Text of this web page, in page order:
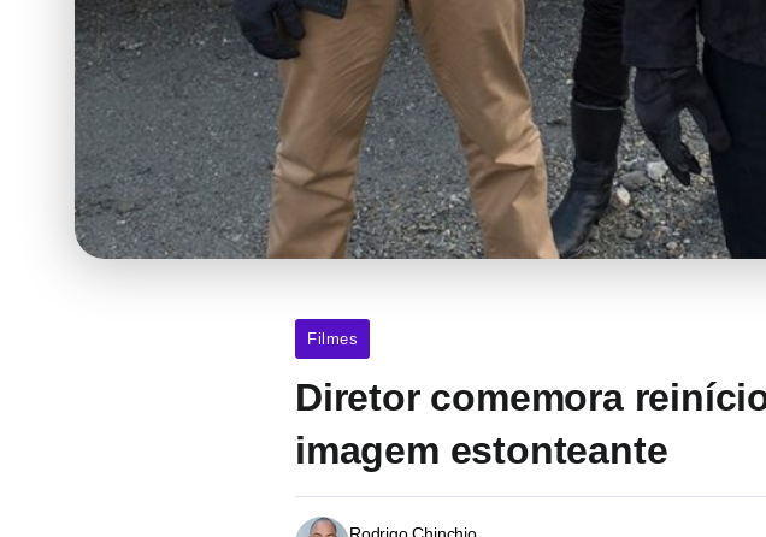
Filmes
Diretor comemora
imagem estonteante
Rodrigo Chinchio